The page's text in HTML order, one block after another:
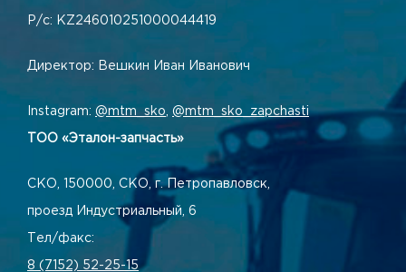
Р/с: KZ246010251000044419
Директор: Вешкин Иван Иванович
Instagram: @mtm_sko @mtm_sko_zapchasti
ТОО «Эталон-запчасть»
СКО, 150000, СКО, г. Петропавловск,
проезд Индустриальный, 6
Тел/факс:
8 (7152) 52-25-15